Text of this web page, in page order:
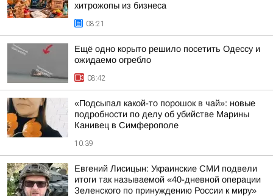
хитрожопы из бизнеса
08:21
Ещё одно корыто решило посетить Одессу и
ожидаемо огребло
08:42
«Подсыпал какой-то порошок в чай»: новые
подробности по делу об убийстве Марины
Канивец в Симферополе
10:39
Евгений Лисицын: Украинские СМИ подвели
итоги так называемой «40-дневной операции
Зеленского по принуждению России к миру»